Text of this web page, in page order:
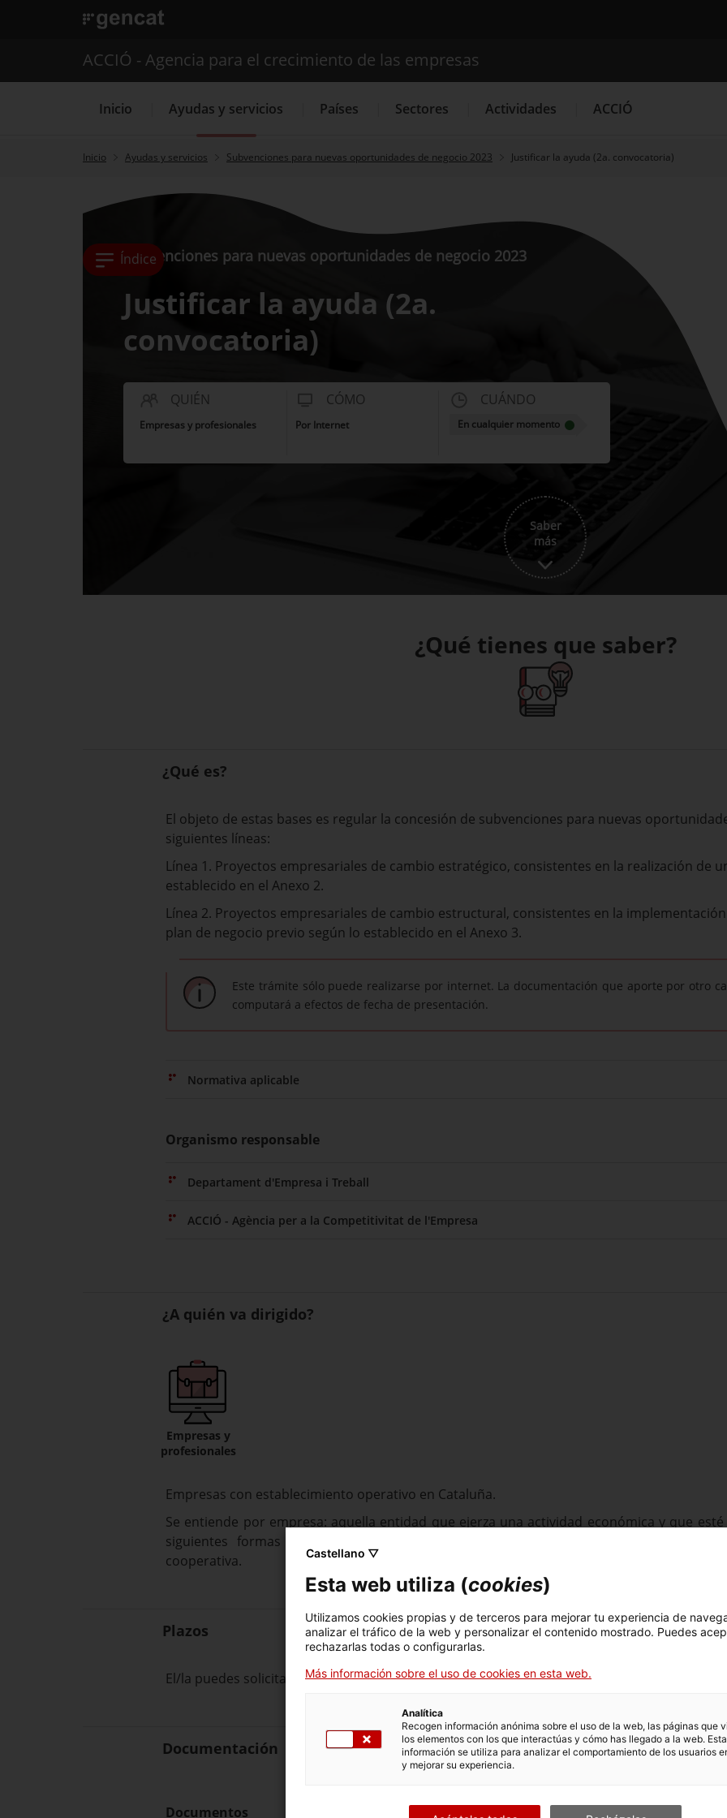
. Abrir en una nueva ventana.
Buscador
ACCIÓ - Agencia para el crecimiento de las empresas
Inicio Ayudas y servicios Países Sectores Actividades ACCIÓ
Inicio Ayudas y servicios Subvenciones para nuevas oportunidades de negocio 2023 Justificar la ayuda (2a. convocatoria)
Índice
Subvenciones para nuevas oportunidades de negocio 2023
Justificar la ayuda (2a.
convocatoria)
QUIÉN
Empresas y profesionales
CÓMO
Por Internet
CUÁNDO
En cualquier momento
Saber
más
¿Qué tienes que saber?
¿Qué es?
El objeto de estas bases es regular la concesión de subvenciones para nuevas
siguientes líneas:
Línea 1. Proyectos empresariales de cambio estratégico, consistentes en la realización de
establecido en el Anexo 2.
Línea 2. Proyectos empresariales de cambio estructural, consistentes en la
plan de negocio previo según lo establecido en el Anexo 3.
Este trámite sólo puede realizarse por internet. La documentación que aporte por otro
computará a efectos de fecha de presentación.
Normativa aplicable
Organismo responsable
Departament d'Empresa i Treball
ACCIÓ - Agència per a la Competitivitat de l'Empresa
¿A quién va dirigido?
Empresas y
profesionales
Empresas con establecimiento operativo en Cataluña.
Se entiende por empresa: aquella entidad que ejerza una actividad económica y que
siguientes formas jurídicas: sociedad de responsabilidad limitada, sociedad
cooperativa.
Plazos
El/la puedes solicitar en cualquier momento.
Documentación
Documentos
Castellano ▽
Esta web utiliza (cookies)
Utilizamos cookies propias y de terceros para mejorar tu experiencia de
analizar el tráfico de la web y personalizar el contenido mostrado. Puedes
rechazarlas todas o configurarlas.
Más información sobre el uso de cookies en esta web.
Analítica
Recogen información anónima sobre el uso de la web, las páginas que
los elementos con los que interactúas y cómo has llegado a la web. Esta
información se utiliza para analizar el comportamiento de los usuarios
y mejorar su experiencia.